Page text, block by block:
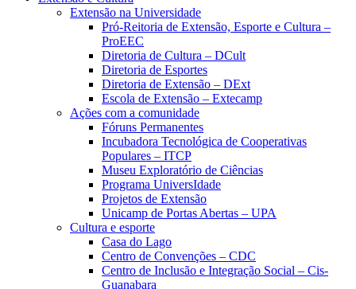
Extensão na Universidade
Pró-Reitoria de Extensão, Esporte e Cultura –
ProEEC
Diretoria de Cultura – DCult
Diretoria de Esportes
Diretoria de Extensão – DExt
Escola de Extensão – Extecamp
Ações com a comunidade
Fóruns Permanentes
Incubadora Tecnológica de Cooperativas
Populares – ITCP
Museu Exploratório de Ciências
Programa UniversIdade
Projetos de Extensão
Unicamp de Portas Abertas – UPA
Cultura e esporte
Casa do Lago
Centro de Convenções – CDC
Centro de Inclusão e Integração Social – Cis-
Guanabara